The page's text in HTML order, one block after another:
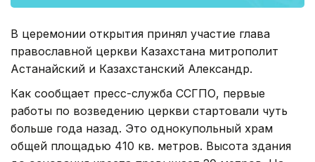
В церемонии открытия принял участие глава
православной церкви Казахстана митрополит
Астанайский и Казахстанский Александр.
Как сообщает пресс-служба ССГПО, первые
работы по возведению церкви стартовали чуть
больше года назад. Это однокупольный храм
общей площадью 410 кв. метров. Высота здания